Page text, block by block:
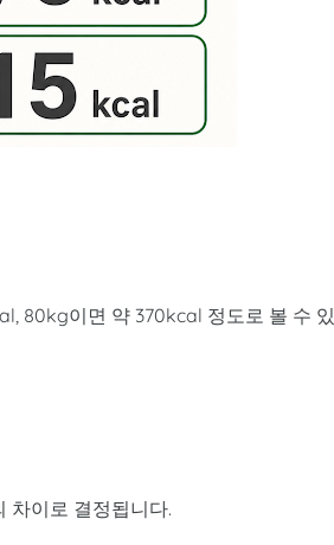
80kg이면 약 370kcal 정도로 볼 수 있
차이로 결정됩니다.